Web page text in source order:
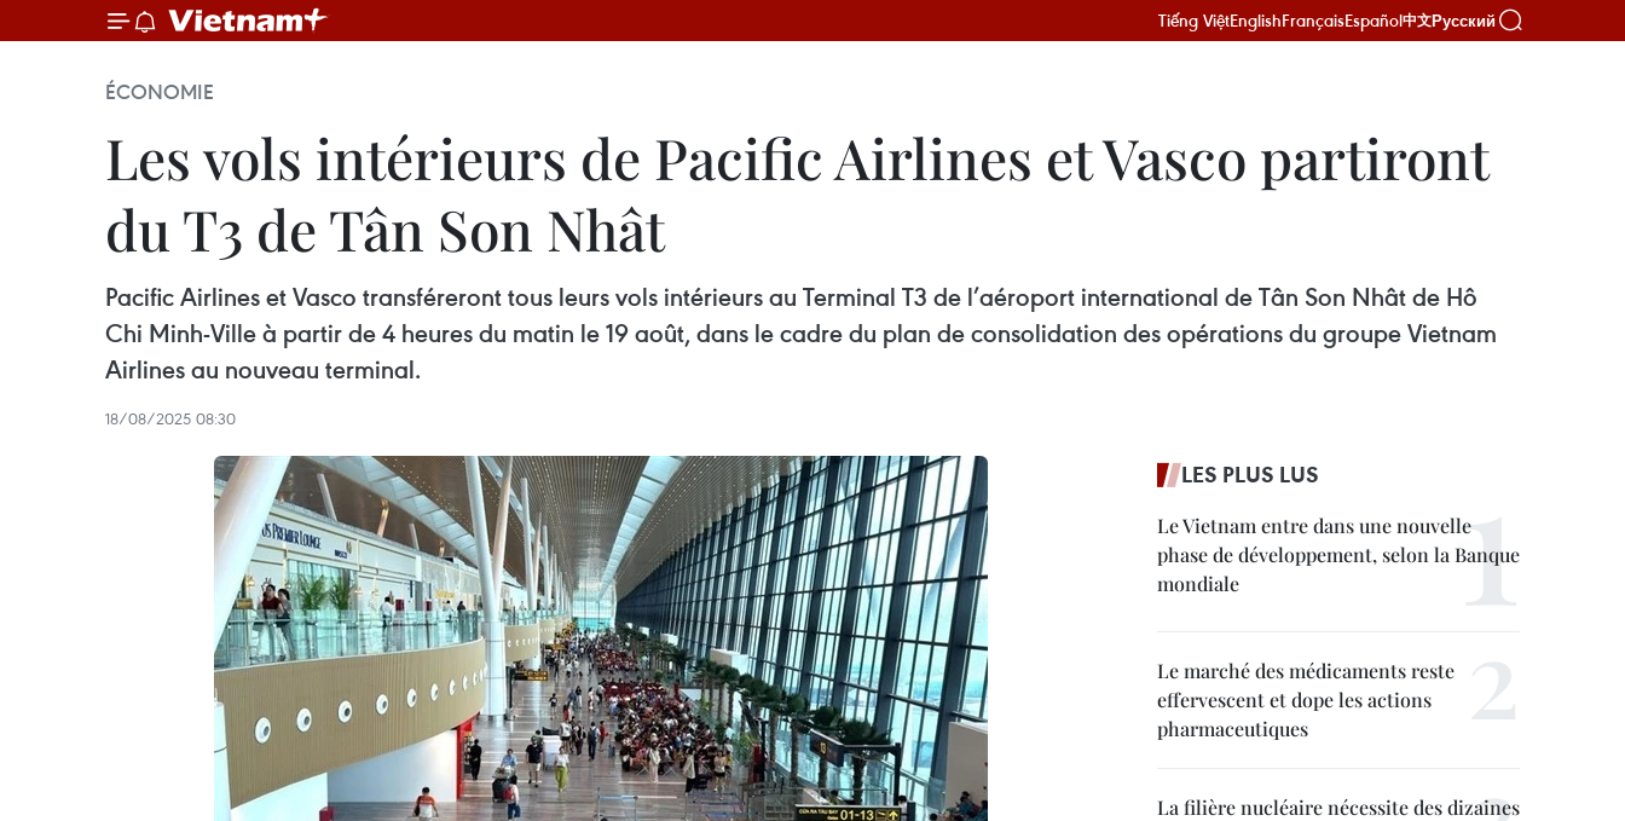
Tiếng ViệtEnglishFrançaisEspañol中文Русский
ÉCONOMIE
Les vols intérieurs de Pacific Airlines et Vasco partiront
du T3 de Tân Son Nhât
Pacific Airlines et Vasco transféreront tous leurs vols intérieurs au Terminal T3 de l’aéroport international de Tân Son Nhât de Hô
Chi Minh-Ville à partir de 4 heures du matin le 19 août, dans le cadre du plan de consolidation des opérations du groupe Vietnam
Airlines au nouveau terminal.
18/08/2025 08:30
LES PLUS LUS
Le Vietnam entre dans une nouvelle
phase de développement, selon la Banque
mondiale
Le marché des médicaments reste
effervescent et dope les actions
pharmaceutiques
La filière nucléaire nécessite des dizaines